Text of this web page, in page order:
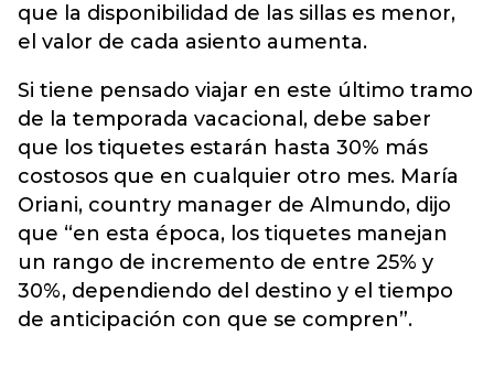
que la disponibilidad de las sillas es menor,
el valor de cada asiento aumenta.
Si tiene pensado viajar en este último tramo
de la temporada vacacional, debe saber
que los tiquetes estarán hasta 30% más
costosos que en cualquier otro mes. María
Oriani, country manager de Almundo, dijo
que “en esta época, los tiquetes manejan
un rango de incremento de entre 25% y
30%, dependiendo del destino y el tiempo
de anticipación con que se compren”.